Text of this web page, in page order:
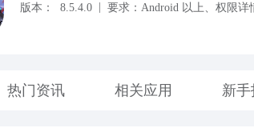
版本：
8.5.4.0 要求： Android 以上、 权限详
热门资讯 相关应用 新手